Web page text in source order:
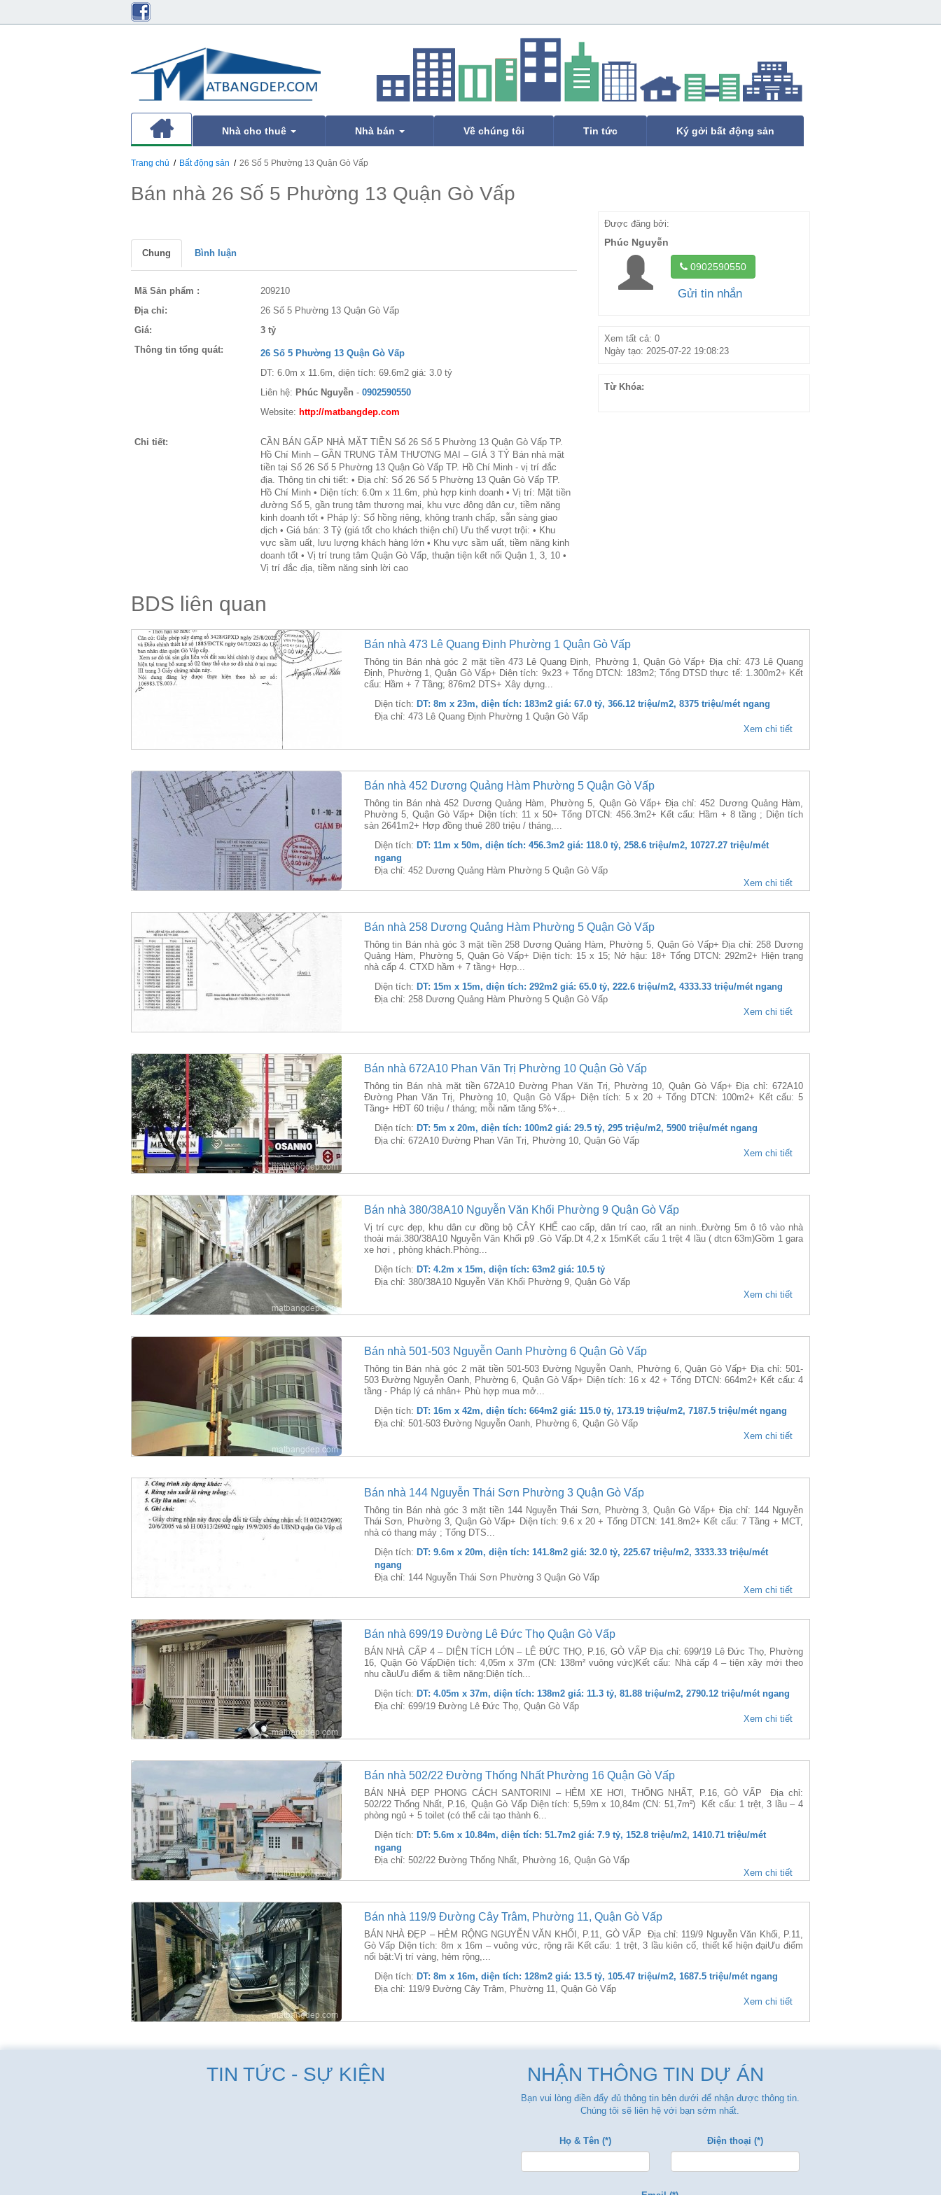
Nhà cho thuê Nhà bán Về chúng tôi Tin tức Ký gởi bất động sản
Trang chủ Bất động sản 26 Số 5 Phường 13 Quận Gò Vấp
Bán nhà 26 Số 5 Phường 13 Quận Gò Vấp
Chung Bình luận
Mã Sản phẩm :
209210
Địa chỉ:
26 Số 5 Phường 13 Quận Gò Vấp
Giá:
3 tỷ
Thông tin tổng quát:
26 Số 5 Phường 13 Quận Gò Vấp
DT: 6.0m x 11.6m, diện tích: 69.6m2 giá: 3.0 tỷ
Liên hệ: Phúc Nguyễn - 0902590550
Website: http://matbangdep.com
Chi tiết:
CẦN BÁN GẤP NHÀ MẶT TIỀN Số 26 Số 5 Phường 13 Quận Gò Vấp TP.
Hồ Chí Minh – GẦN TRUNG TÂM THƯƠNG MẠI – GIÁ 3 TỶ Bán nhà mặt
tiền tại Số 26 Số 5 Phường 13 Quận Gò Vấp TP. Hồ Chí Minh - vị trí đắc
địa. Thông tin chi tiết: • Địa chỉ: Số 26 Số 5 Phường 13 Quận Gò Vấp TP.
Hồ Chí Minh • Diện tích: 6.0m x 11.6m, phù hợp kinh doanh • Vị trí: Mặt tiền
đường Số 5, gần trung tâm thương mại, khu vực đông dân cư, tiềm năng
kinh doanh tốt • Pháp lý: Sổ hồng riêng, không tranh chấp, sẵn sàng giao
dịch • Giá bán: 3 Tỷ (giá tốt cho khách thiện chí) Ưu thế vượt trội: • Khu
vực sầm uất, lưu lượng khách hàng lớn • Khu vực sầm uất, tiềm năng kinh
doanh tốt • Vị trí trung tâm Quận Gò Vấp, thuận tiện kết nối Quận 1, 3, 10 •
Vị trí đắc địa, tiềm năng sinh lời cao
Được đăng bởi:
Phúc Nguyễn
0902590550
Gửi tin nhắn
Xem tất cả: 0
Ngày tạo: 2025-07-22 19:08:23
Từ Khóa:
BDS liên quan
Bán nhà 473 Lê Quang Định Phường 1 Quận Gò Vấp
Thông tin Bán nhà góc 2 mặt tiền 473 Lê Quang Định, Phường 1, Quận Gò Vấp+ Địa chỉ: 473 Lê Quang
Định, Phường 1, Quận Gò Vấp+ Diện tích: 9x23 + Tổng DTCN: 183m2; Tổng DTSD thực tế: 1.300m2+ Kết
cấu: Hầm + 7 Tầng; 876m2 DTS+ Xây dựng...
Diện tích: DT: 8m x 23m, diện tích: 183m2 giá: 67.0 tỷ, 366.12 triệu/m2, 8375 triệu/mét ngang
Địa chỉ: 473 Lê Quang Định Phường 1 Quận Gò Vấp
Xem chi tiết
Bán nhà 452 Dương Quảng Hàm Phường 5 Quận Gò Vấp
Thông tin Bán nhà 452 Dương Quảng Hàm, Phường 5, Quận Gò Vấp+ Địa chỉ: 452 Dương Quảng Hàm,
Phường 5, Quận Gò Vấp+ Diện tích: 11 x 50+ Tổng DTCN: 456.3m2+ Kết cấu: Hầm + 8 tầng ; Diện tích
sàn 2641m2+ Hợp đồng thuê 280 triệu / tháng,...
Diện tích: DT: 11m x 50m, diện tích: 456.3m2 giá: 118.0 tỷ, 258.6 triệu/m2, 10727.27 triệu/mét
ngang
Địa chỉ: 452 Dương Quảng Hàm Phường 5 Quận Gò Vấp
Xem chi tiết
Bán nhà 258 Dương Quảng Hàm Phường 5 Quận Gò Vấp
Thông tin Bán nhà góc 3 mặt tiền 258 Dương Quảng Hàm, Phường 5, Quận Gò Vấp+ Địa chỉ: 258 Dương
Quảng Hàm, Phường 5, Quận Gò Vấp+ Diện tích: 15 x 15; Nở hậu: 18+ Tổng DTCN: 292m2+ Hiện trạng
nhà cấp 4. CTXD hầm + 7 tầng+ Hợp...
Diện tích: DT: 15m x 15m, diện tích: 292m2 giá: 65.0 tỷ, 222.6 triệu/m2, 4333.33 triệu/mét ngang
Địa chỉ: 258 Dương Quảng Hàm Phường 5 Quận Gò Vấp
Xem chi tiết
Bán nhà 672A10 Phan Văn Trị Phường 10 Quận Gò Vấp
Thông tin Bán nhà mặt tiền 672A10 Đường Phan Văn Trị, Phường 10, Quận Gò Vấp+ Địa chỉ: 672A10
Đường Phan Văn Trị, Phường 10, Quận Gò Vấp+ Diện tích: 5 x 20 + Tổng DTCN: 100m2+ Kết cấu: 5
Tầng+ HĐT 60 triệu / tháng; mỗi năm tăng 5%+...
Diện tích: DT: 5m x 20m, diện tích: 100m2 giá: 29.5 tỷ, 295 triệu/m2, 5900 triệu/mét ngang
Địa chỉ: 672A10 Đường Phan Văn Trị, Phường 10, Quận Gò Vấp
Xem chi tiết
Bán nhà 380/38A10 Nguyễn Văn Khối Phường 9 Quận Gò Vấp
Vị trí cực đẹp, khu dân cư đồng bộ CÂY KHẾ cao cấp, dân trí cao, rất an ninh..Đường 5m ô tô vào nhà
thoải mái.380/38A10 Nguyễn Văn Khối p9 .Gò Vấp.Dt 4,2 x 15mKết cấu 1 trệt 4 lầu ( dtcn 63m)Gồm 1 gara
xe hơi , phòng khách.Phòng...
Diện tích: DT: 4.2m x 15m, diện tích: 63m2 giá: 10.5 tỷ
Địa chỉ: 380/38A10 Nguyễn Văn Khối Phường 9, Quận Gò Vấp
Xem chi tiết
Bán nhà 501-503 Nguyễn Oanh Phường 6 Quận Gò Vấp
Thông tin Bán nhà góc 2 mặt tiền 501-503 Đường Nguyễn Oanh, Phường 6, Quận Gò Vấp+ Địa chỉ: 501-
503 Đường Nguyễn Oanh, Phường 6, Quận Gò Vấp+ Diện tích: 16 x 42 + Tổng DTCN: 664m2+ Kết cấu: 4
tầng - Pháp lý cá nhân+ Phù hợp mua mở...
Diện tích: DT: 16m x 42m, diện tích: 664m2 giá: 115.0 tỷ, 173.19 triệu/m2, 7187.5 triệu/mét ngang
Địa chỉ: 501-503 Đường Nguyễn Oanh, Phường 6, Quận Gò Vấp
Xem chi tiết
Bán nhà 144 Nguyễn Thái Sơn Phường 3 Quận Gò Vấp
Thông tin Bán nhà góc 3 mặt tiền 144 Nguyễn Thái Sơn, Phường 3, Quận Gò Vấp+ Địa chỉ: 144 Nguyễn
Thái Sơn, Phường 3, Quận Gò Vấp+ Diện tích: 9.6 x 20 + Tổng DTCN: 141.8m2+ Kết cấu: 7 Tầng + MCT,
nhà có thang máy ; Tổng DTS...
Diện tích: DT: 9.6m x 20m, diện tích: 141.8m2 giá: 32.0 tỷ, 225.67 triệu/m2, 3333.33 triệu/mét
ngang
Địa chỉ: 144 Nguyễn Thái Sơn Phường 3 Quận Gò Vấp
Xem chi tiết
Bán nhà 699/19 Đường Lê Đức Thọ Quận Gò Vấp
BÁN NHÀ CẤP 4 – DIỆN TÍCH LỚN – LÊ ĐỨC THỌ, P.16, GÒ VẤP Địa chỉ: 699/19 Lê Đức Thọ, Phường
16, Quận Gò VấpDiện tích: 4,05m x 37m (CN: 138m² vuông vức)Kết cấu: Nhà cấp 4 – tiện xây mới theo
nhu cầuƯu điểm & tiềm năng:Diện tích...
Diện tích: DT: 4.05m x 37m, diện tích: 138m2 giá: 11.3 tỷ, 81.88 triệu/m2, 2790.12 triệu/mét ngang
Địa chỉ: 699/19 Đường Lê Đức Thọ, Quận Gò Vấp
Xem chi tiết
Bán nhà 502/22 Đường Thống Nhất Phường 16 Quận Gò Vấp
BÁN NHÀ ĐẸP PHONG CÁCH SANTORINI – HẺM XE HƠI, THỐNG NHẤT, P.16, GÒ VẤP Địa chỉ:
502/22 Thống Nhất, P.16, Quận Gò Vấp Diện tích: 5,59m x 10,84m (CN: 51,7m²) Kết cấu: 1 trệt, 3 lầu – 4
phòng ngủ + 5 toilet (có thể cải tạo thành 6...
Diện tích: DT: 5.6m x 10.84m, diện tích: 51.7m2 giá: 7.9 tỷ, 152.8 triệu/m2, 1410.71 triệu/mét
ngang
Địa chỉ: 502/22 Đường Thống Nhất, Phường 16, Quận Gò Vấp
Xem chi tiết
Bán nhà 119/9 Đường Cây Trâm, Phường 11, Quận Gò Vấp
BÁN NHÀ ĐẸP – HẺM RỘNG NGUYỄN VĂN KHỐI, P.11, GÒ VẤP Địa chỉ: 119/9 Nguyễn Văn Khối, P.11,
Gò Vấp Diện tích: 8m x 16m – vuông vức, rộng rãi Kết cấu: 1 trệt, 3 lầu kiên cố, thiết kế hiện đạiƯu điểm
nổi bật:Vị trí vàng, hẻm rộng,...
Diện tích: DT: 8m x 16m, diện tích: 128m2 giá: 13.5 tỷ, 105.47 triệu/m2, 1687.5 triệu/mét ngang
Địa chỉ: 119/9 Đường Cây Trâm, Phường 11, Quận Gò Vấp
Xem chi tiết
TIN TỨC - SỰ KIỆN NHẬN THÔNG TIN DỰ ÁN
Bạn vui lòng điền đẩy đủ thông tin bên dưới để nhận được thông tin.
Chúng tôi sẽ liên hệ với bạn sớm nhất.
Họ & Tên (*) Điện thoại (*)